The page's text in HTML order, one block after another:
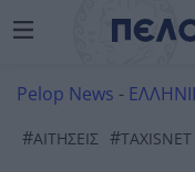
Pelop News -
#ΑΙΤΗΣΕΙΣ #TAXISNET